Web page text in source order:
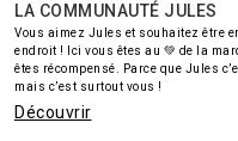
LA COMMUNAUTÉ JULES
Vous aimez Jules et souhaitez être
endroit ! Ici vous êtes au 💚 de la
êtes récompensé. Parce que Jules
mais c’est surtout vous !
Découvrir